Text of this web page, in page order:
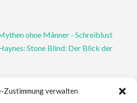
Zustimmung verwalten
ohne Männer - Schreiblust
Stone Blind: Der Blick der
und ihre Mörder: Dr. Pat